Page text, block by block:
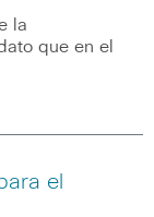
la
que en el
el